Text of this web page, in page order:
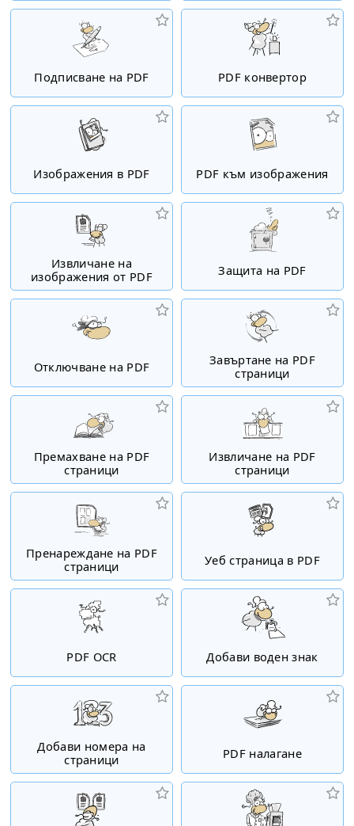
Подписване на PDF PDF конвертор
Изображения в PDF PDF към изображения
Извличане на
изображения от PDF
Защита на PDF
Отключване на PDF
Завъртане на PDF
страници
Премахване на PDF
страници
Извличане на PDF
страници
Пренареждане на PDF
страници
Уеб страница в PDF
PDF OCR Добави воден знак
Добави номера на
страници
PDF налагане